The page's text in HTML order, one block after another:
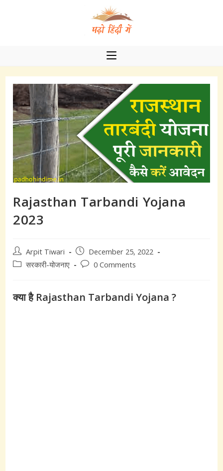
Rajasthan Tarbandi Yojana
2023
Post
author:
Arpit Tiwari
Post
published:
December 25, 2022
Postसरकारी-योजनाए
Post0 Comments
क्या है Rajasthan Tarbandi Yojana ?